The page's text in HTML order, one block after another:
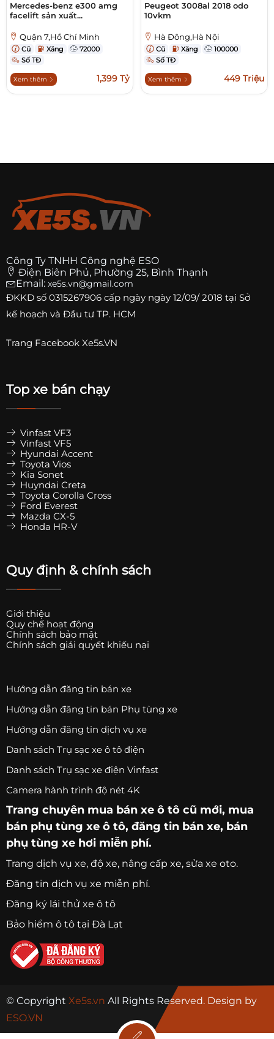
Mercedes-benz e300 amg
facelift sản xuất...
Quận 7,Hồ Chí Minh
Cũ Xăng
72000
Số TĐ
Xem thêm 1,399 Tỷ
Peugeot 3008al 2018 odo
10vkm
Hà Đông,Hà Nội
Cũ Xăng
100000
Số TĐ
Xem thêm 449 Triệu
Công Ty TNHH Công nghệ ESO
Điện Biên Phủ, Phường 25, Bình Thạnh
Email: xe5s.vn@gmail.com
ĐKKD số 0315267906 cấp ngày ngày 12/09/ 2018 tại Sở
kế hoạch và Đầu tư TP. HCM
Trang Facebook Xe5s.VN
Top xe bán chạy
Vinfast VF3
Vinfast VF5
Hyundai Accent
Toyota Vios
Kia Sonet
Huyndai Creta
Toyota Corolla Cross
Ford Everest
Mazda CX-5
Honda HR-V
Quy định & chính sách
Giới thiệu
Quy chế hoạt động
Chính sách bảo mật
Chính sách giải quyết khiếu nại
Hướng dẫn đăng tin bán xe
Hướng dẫn đăng tin bán Phụ tùng xe
Hướng dẫn đăng tin dịch vụ xe
Danh sách Trụ sạc xe ô tô điện
Danh sách Trụ sạc xe điện Vinfast
Camera hành trình độ nét 4K
Trang chuyên mua bán xe ô tô cũ mới, mua
bán phụ tùng xe ô tô, đăng tin bán xe, bán
phụ tùng xe hơi miễn phí.
Trang dịch vụ xe, độ xe, nâng cấp xe, sửa xe oto.
Đăng tin dịch vụ xe miễn phí.
Đăng ký lái thử xe ô tô
Bảo hiểm ô tô tại Đà Lạt
© Copyright Xe5s.vn All Rights Reserved. Design by
ESO.VN